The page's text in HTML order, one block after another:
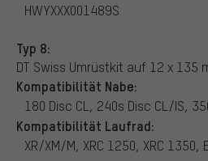
HWYXXX001489S
Typ 8:
DT Swiss Umrüstkit auf 12 x 135
Kompatibilität Nabe:
180 Disc CL, 240s Disc CL/IS,
Kompatibilität Laufrad:
XR/XM/M, XRC 1250, XRC 1350,